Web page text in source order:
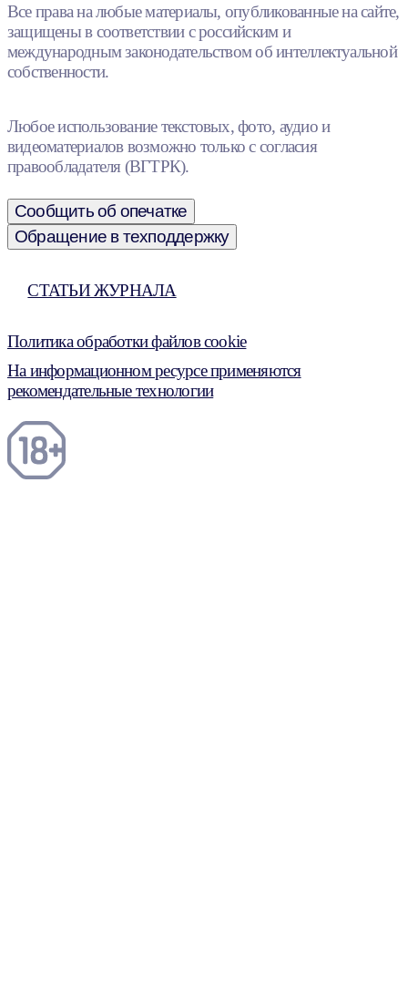
Все права на любые материалы, опубликованные на сайте,
защищены в соответствии с российским и
международным законодательством об интеллектуальной
собственности.
Любое использование текстовых, фото, аудио и
видеоматериалов возможно только с согласия
правообладателя (ВГТРК).
Сообщить об опечатке
Обращение в техподдержку
СТАТЬИ ЖУРНАЛА
Политика обработки файлов cookie
На информационном ресурсе применяются
рекомендательные технологии